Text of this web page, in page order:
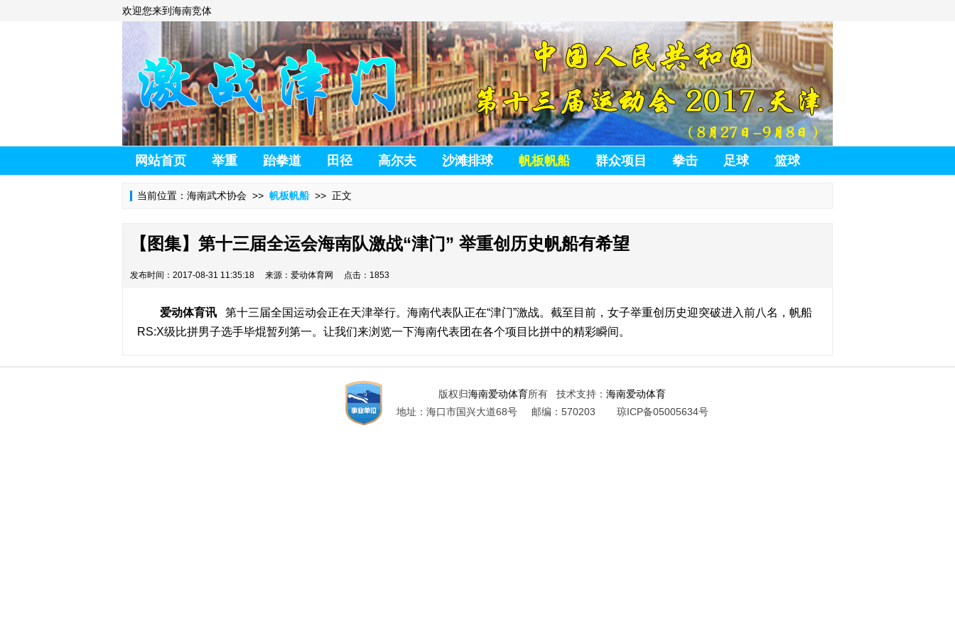
欢迎您来到海南竞体
网站首页 举重 跆拳道 田径 高尔夫 沙滩排球 帆板帆船 群众项目 拳击 足球 篮球
当前位置： 海南武术协会 >> 帆板帆船>> 正文
【图集】第十三届全运会海南队激战“津门” 举重创历史帆船有希望
发布时间：2017-08-31 11:35:18 来源：爱动体育网 点击：1853
爱动体育讯 第十三届全国运动会正在天津举行。海南代表队正在“津门”激战。截至目前，女子举重创历史迎突破进入前八名，帆船
RS:X级比拼男子选手毕焜暂列第一。让我们来浏览一下海南代表团在各个项目比拼中的精彩瞬间。
版权归海南爱动体育所有 技术支持： 海南爱动体育
地址：海口市国兴大道68号 邮编：570203 琼ICP备05005634号